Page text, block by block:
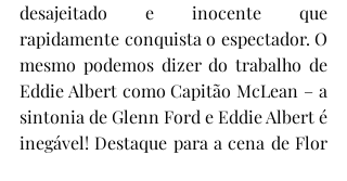
desajeitado e inocente que
rapidamente conquista o espectador. O
mesmo podemos dizer do trabalho de
Eddie Albert como Capitão McLean – a
sintonia de Glenn Ford e Eddie Albert é
inegável! Destaque para a cena de Flor